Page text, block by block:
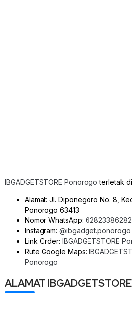
IBGADGETSTORE Ponorogo terletak
Alamat: Jl. Diponegoro No. 8,
Ponorogo 63413
Nomor WhatsApp:
Instagram: @ibgadget.ponorogo
Link Order: IBGADGETSTORE
Rute Google Maps:
Ponorogo
ALAMAT